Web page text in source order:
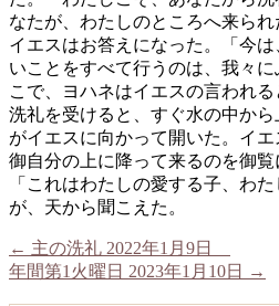
なたが、わたしのところへ来られ
イエスはお答えになった。「今
いことをすべて行うのは、我々
こで、ヨハネはイエスの言われる
洗礼を受けると、すぐ水の中か
がイエスに向かって開いた。イ
御自分の上に降って来るのを御覧
「これはわたしの愛する子、わ
が、天から聞こえた。
← 主の洗礼 2022年1月9日
年間第1火曜日 2023年1月10日
→